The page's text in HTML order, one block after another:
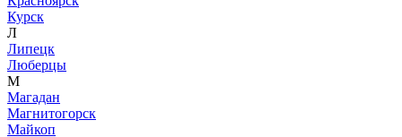
Курск
Л
Липецк
Люберцы
М
Магадан
Магнитогорск
Майкоп